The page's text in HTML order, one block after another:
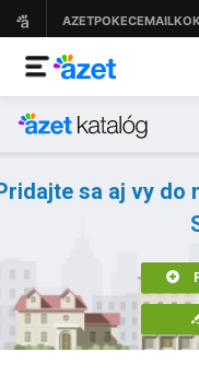
sa aj vy do